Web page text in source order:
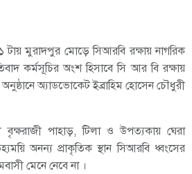
মুরাদপুর মোড়ে সিআরবি রক্ষায় নাগরিক
কর্মসূচির অংশ হিসাবে সি আর বি রক্ষায়
অনুষ্ঠানে অ্যাডভোকেট ইব্রাহিম হোসেন চৌধুরী
পাহাড়, টিলা ও উপত্যকায় ঘেরা
অনন্য প্রাকৃতিক স্থান সিআরবি ধ্বংসের
মেনে নেবে না ।